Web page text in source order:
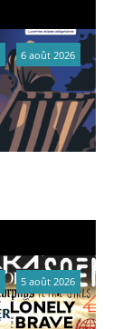
6 août 2026
5 août 2026